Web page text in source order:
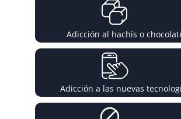
Adicción al hachís o
Adicción a las nuevas